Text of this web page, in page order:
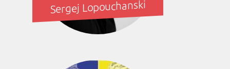
Sergej Lopouchanski